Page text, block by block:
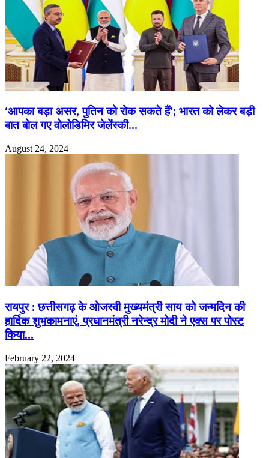
‘आपका बड़ा असर, पुतिन को रोक सकते हैं’; भारत को लेकर बड़ी
बात बोल गए वोलोडिमिर जेलेंस्की…
August 24, 2024
रायपुर : छत्तीसगढ़ के ओजस्वी मुख्यमंत्री साय को जन्मदिन की
हार्दिक शुभकामनाएं, प्रधानमंत्री नरेन्द्र मोदी ने एक्स पर पोस्ट
किया…
February 22, 2024